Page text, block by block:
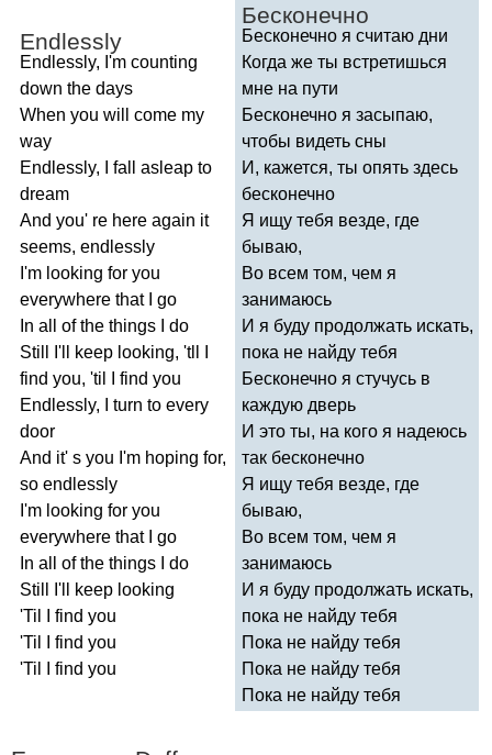
Endlessly
Endlessly, I'm counting
down the days
When you will come my
way
Endlessly, fall asleap to
dream
And you' re here again it
seems, endlessly
I'm looking for you
everywhere that
go
In all of the things
do
Still
I'll keep looking, 'tll
find you, 'til find you
Endlessly, turn to every
door
And it' s you I'm hoping for,
so endlessly
I'm looking for you
everywhere that
go
In all of the things
do
Still
I'll keep looking
'Til find you
'Til find you
'Til find you
Бесконечно
Бесконечно я считаю дни
Когда же ты встретишься
мне на пути
Бесконечно я засыпаю,
чтобы видеть сны
И, кажется, ты опять здесь
бесконечно
Я ищу тебя везде, где
бываю,
Во всем том, чем я
занимаюсь
И я буду продолжать искать,
пока не найду тебя
Бесконечно я стучусь в
каждую дверь
И это ты, на кого я надеюсь
так бесконечно
Я ищу тебя везде, где
бываю,
Во всем том, чем я
занимаюсь
И я буду продолжать искать,
пока не найду тебя
Пока не найду тебя
Пока не найду тебя
Пока не найду тебя